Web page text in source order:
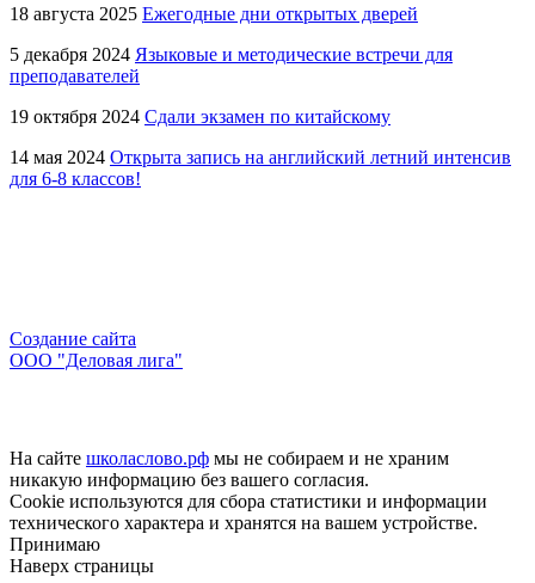
18 августа 2025 Ежегодные дни открытых дверей
5 декабря 2024 Языковые и методические встречи для
преподавателей
19 октября 2024 Сдали экзамен по китайскому
14 мая 2024 Открыта запись на английский летний интенсив
для 6-8 классов!
Создание сайта
ООО "Деловая лига"
На сайте школаслово.рф мы не собираем и не храним
никакую информацию без вашего согласия.
Cookie используются для сбора статистики и информации
технического характера и хранятся на вашем устройстве.
Принимаю
Наверх страницы